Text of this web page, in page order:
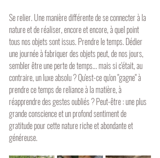
Se relier. Une manière différente de se connecter à la
nature et de réaliser, encore et encore, à quel point
tous nos objets sont issus. Prendre le temps. Dédier
une journée à fabriquer des objets peut, de nos jours,
sembler être une perte de temps... mais si c'était, au
contraire, un luxe absolu ? Qu'est-ce qu'on "gagne" à
prendre ce temps de reliance à la matière, à
réapprendre des gestes oubliés ? Peut-être : une plus
grande conscience et un profond sentiment de
gratitude pour cette nature riche et abondante et
généreuse.